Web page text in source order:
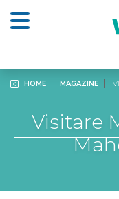
HOME MAGAZINE
Visitare